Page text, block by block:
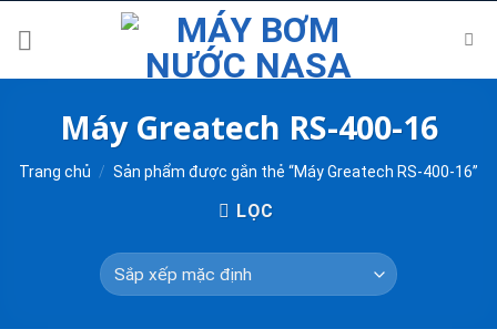
Máy Greatech RS-400-16
Trang chủ / Sản phẩm được gắn thẻ “Máy Greatech RS-400-16”
LỌC